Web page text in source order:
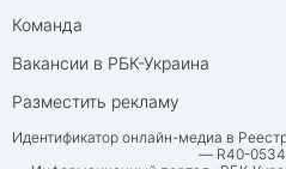
Команда
Вакансии в РБК-Украина
Разместить рекламу
Идентификатор онлайн-медиа в
— R40-